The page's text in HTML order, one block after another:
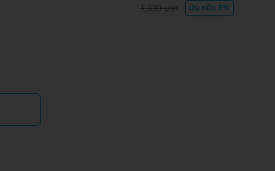
1,339 บาท ประหยัด 8%